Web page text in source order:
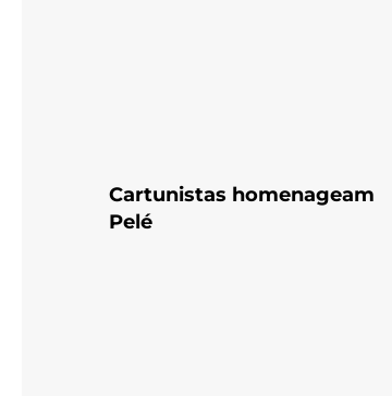
Cartunistas homenageam
Pelé